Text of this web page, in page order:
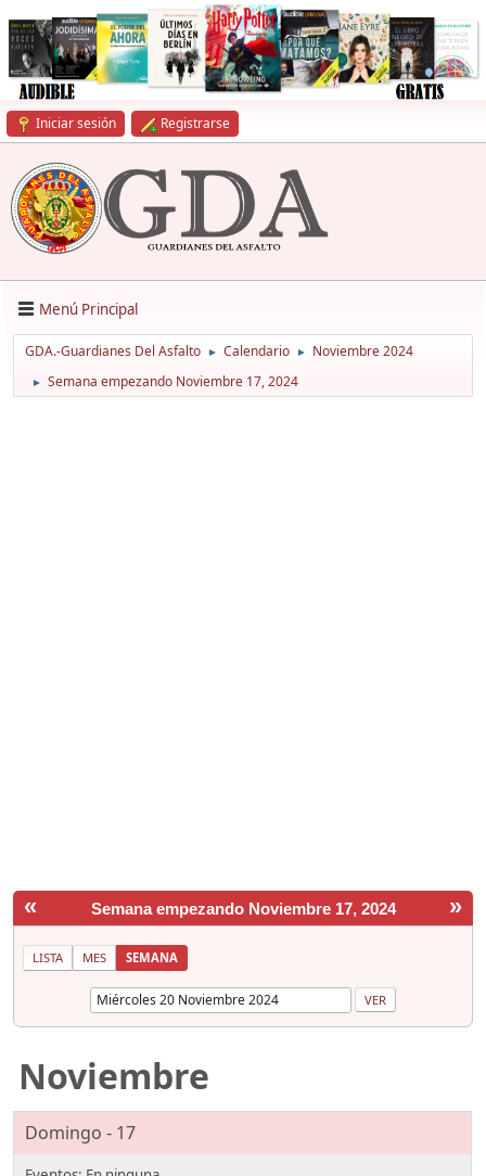
Iniciar sesión Registrarse
Menú Principal
GDA.-Guardianes Del Asfalto ► Calendario ► Noviembre 2024
► Semana empezando Noviembre 17, 2024
« »
Semana empezando Noviembre 17, 2024
LISTA MES SEMANA
Noviembre
Domingo - 17